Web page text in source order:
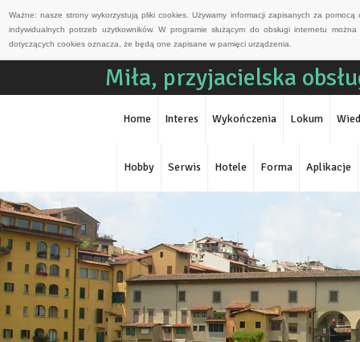
Ważne: nasze strony wykorzystują pliki cookies. Używamy informacji zapisanych za
indywidualnych potrzeb użytkowników. W programie służącym do obsługi internetu
dotyczących cookies oznacza, że będą one zapisane w pamięci urządzenia.
Miła, przyjacielska
Home Interes Wykończenia Lokum
Hobby Serwis Hotele Forma Aplikacje